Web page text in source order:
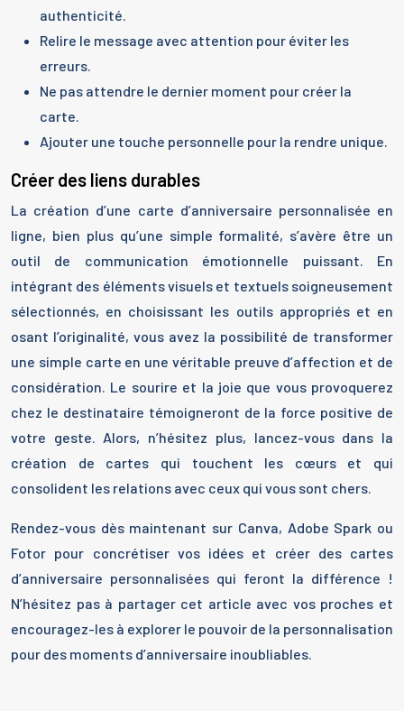
authenticité.
Relire le message avec attention pour éviter les
erreurs.
Ne pas attendre le dernier moment pour créer la
carte.
Ajouter une touche personnelle pour la rendre unique.
Créer des liens durables
La création d’une carte d’anniversaire personnalisée en
ligne, bien plus qu’une simple formalité, s’avère être un
outil de communication émotionnelle puissant. En
intégrant des éléments visuels et textuels soigneusement
sélectionnés, en choisissant les outils appropriés et en
osant l’originalité, vous avez la possibilité de transformer
une simple carte en une véritable preuve d’affection et de
considération. Le sourire et la joie que vous provoquerez
chez le destinataire témoigneront de la force positive de
votre geste. Alors, n’hésitez plus, lancez-vous dans la
création de cartes qui touchent les cœurs et qui
consolident les relations avec ceux qui vous sont chers.
Rendez-vous dès maintenant sur Canva, Adobe Spark ou
Fotor pour concrétiser vos idées et créer des cartes
d’anniversaire personnalisées qui feront la différence !
N’hésitez pas à partager cet article avec vos proches et
encouragez-les à explorer le pouvoir de la personnalisation
pour des moments d’anniversaire inoubliables.